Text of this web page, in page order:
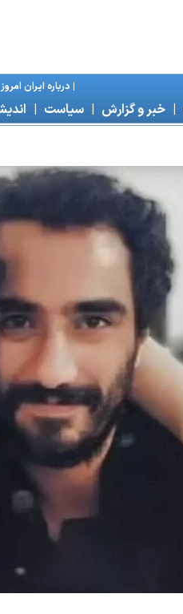
|درباره ايران امروز
|خبر و گزارش |سياست |